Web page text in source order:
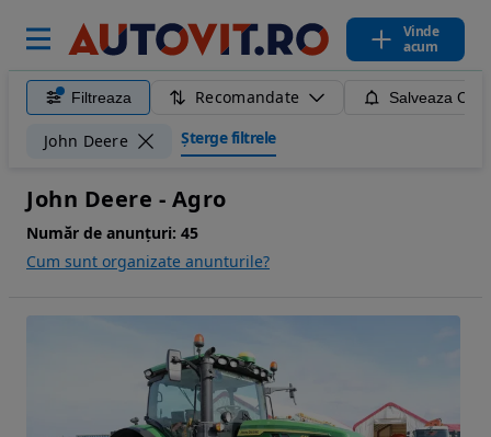
Vinde
acum
Filtreaza Recomandate Salveaza
John Deere Șterge filtrele
John Deere - Agro
Număr de anunțuri: 45
Cum sunt organizate anunturile?